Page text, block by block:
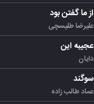
از ما گفتن بود
علیرضا طلیسچی
عجیبه این
دایان
سوگند
عماد طالب زاده